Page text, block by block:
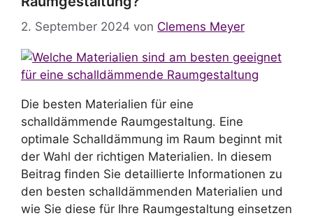
2. September 2024 von Clemens Meyer
Die besten Materialien für eine
schalldämmende Raumgestaltung. Eine
optimale Schalldämmung im Raum beginnt mit
der Wahl der richtigen Materialien. In diesem
Beitrag finden Sie detaillierte Informationen zu
den besten schalldämmenden Materialien und
wie Sie diese für Ihre Raumgestaltung einsetzen